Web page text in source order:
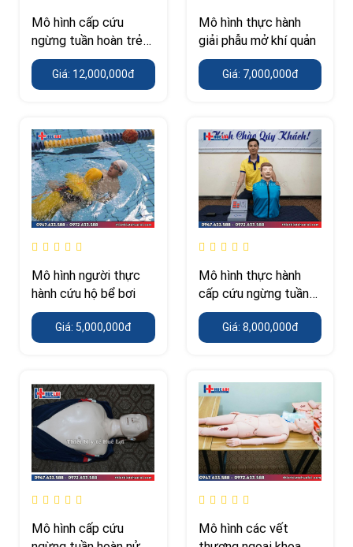
Mô hình cấp cứu
ngừng tuần hoàn trẻ
em cao cấp có
monitor
Giá: 12,000,000đ
Mô hình thực hành
giải phẫu mở khí quản
Giá: 7,000,000đ
Mô hình người thực
hành cứu hộ bể bơi
Giá: 5,000,000đ
Mô hình thực hành
cấp cứu ngừng tuần
hoàn nửa người có
monitorGiá: 8,000,000đ
Mô hình cấp cứu
Mô hình các vết